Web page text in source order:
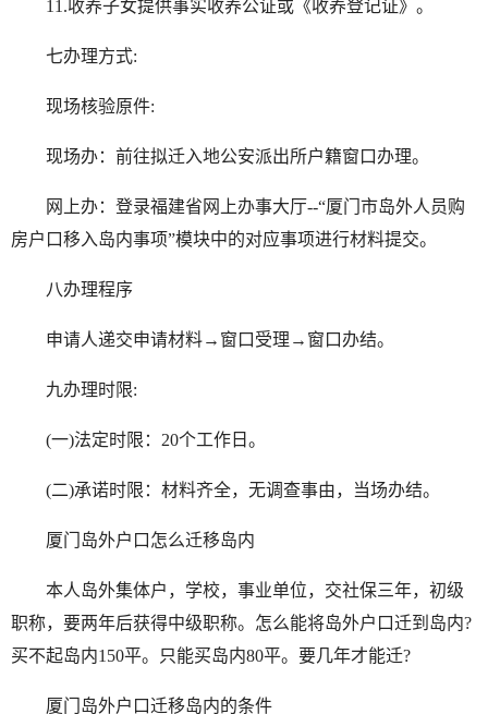
11.收养子女提供事实收养公证或《收养登记证》。
七办理方式:
现场核验原件:
现场办：前往拟迁入地公安派出所户籍窗口办理。
网上办：登录福建省网上办事大厅--“厦门市岛外人员购
房户口移入岛内事项”模块中的对应事项进行材料提交。
八办理程序
申请人递交申请材料→窗口受理→窗口办结。
九办理时限:
(一)法定时限：20个工作日。
(二)承诺时限：材料齐全，无调查事由，当场办结。
厦门岛外户口怎么迁移岛内
本人岛外集体户，学校，事业单位，交社保三年，初级
职称，要两年后获得中级职称。怎么能将岛外户口迁到岛内?
买不起岛内150平。只能买岛内80平。要几年才能迁?
厦门岛外户口迁移岛内的条件